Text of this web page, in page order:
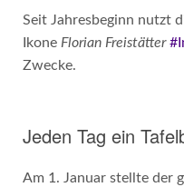
Seit Jahresbeginn nutzt
Ikone Florian Freistätter
Zwecke.
Jeden Tag ein
Am 1. Januar stellte der